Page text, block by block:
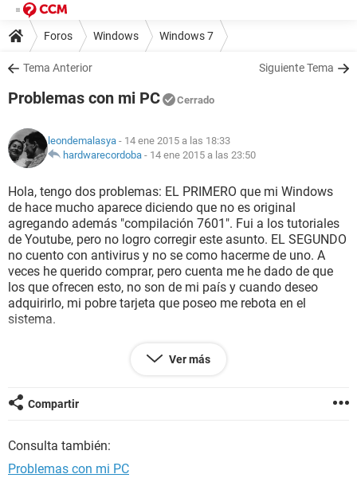
Foros Windows Windows 7
Tema Anterior Siguiente Tema
Problemas con mi PC Cerrado
leondemalasya - 14 ene 2015 a las 18:33
hardwarecordoba - 14 ene 2015 a las 23:50
Hola, tengo dos problemas: EL PRIMERO que mi Windows
de hace mucho aparece diciendo que no es original
agregando además "compilación 7601". Fui a los tutoriales
de Youtube, pero no logro corregir este asunto. EL SEGUNDO
no cuento con antivirus y no se como hacerme de uno. A
veces he querido comprar, pero cuenta me he dado de que
los que ofrecen esto, no son de mi país y cuando deseo
adquirirlo, mi pobre tarjeta que poseo me rebota en el
sistema.
Bueno espero vuestra/s respuesta al respecto, de antemano
agradecida por molestias tomadas.
LEONDEMALASYA
Ver más
Compartir
Consulta también:
Problemas con mi PC